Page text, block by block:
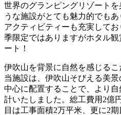
世界のグランピングリゾート
うな施設がとても魅力的でもあ
アクティビティーも充実して
季限定ではありますがホタル
ート！
伊吹山を背景に自然を感じる
当施設は、伊吹山そびえる美
中心に配置することで、より
計いたしました。総工費用2億
目は工事面積2万平米、更に2